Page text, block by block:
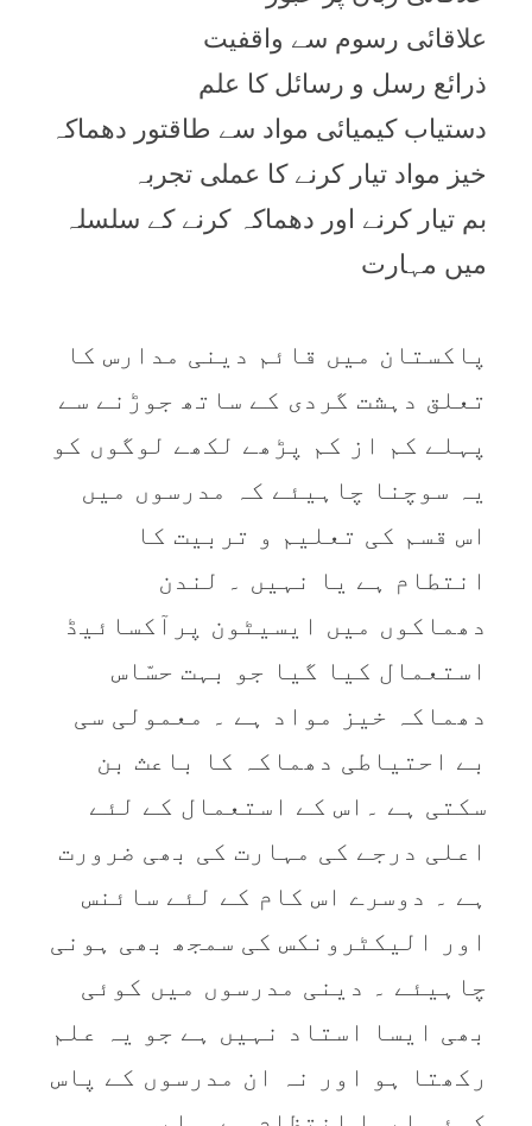
علاقائی رسوم سے واقفیت
ذرائع رسل و رسائل کا علم
دستیاب کیمیائی مواد سے طاقتور دھماکہ
خیز مواد تیار کرنے کا عملی تجربہ
بم تیار کرنے اور دھماکہ کرنے کے سلسلہ
میں مہارت
پاکستان میں قائم دینی مدارس کا
تعلق دہشت گردی کے ساتھ جوڑنے سے
پہلے کم از کم پڑھے لکھے لوگوں کو
یہ سوچنا چاہیئے کہ مدرسوں میں
اس قسم کی تعلیم و تربیت کا
انتطام ہے یا نہیں ۔ لندن
دھماکوں میں ایسیٹون پرآکسائیڈ
استعمال کیا گیا جو بہت حسّاس
دھماکہ خیز مواد ہے ۔ معمولی سی
بے احتیاطی دھماکہ کا باعث بن
سکتی ہے ۔اس کے استعمال کے لئے
اعلی درجے کی مہارت کی بھی ضرورت
ہے ۔ دوسرے اس کام کے لئے سائنس
اور الیکٹرونکس کی سمجھ بھی ہونی
چاہیئے ۔ دینی مدرسوں میں کوئی
بھی ایسا استاد نہیں ہے جو یہ علم
رکھتا ہو اور نہ ان مدرسوں کے پاس